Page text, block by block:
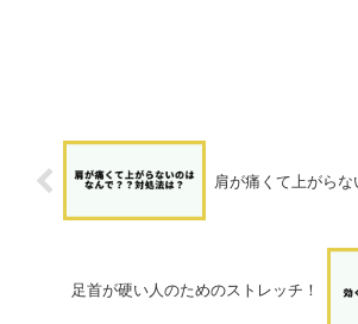
肩が痛くて上がらな
足首が硬い人のためのストレッチ！